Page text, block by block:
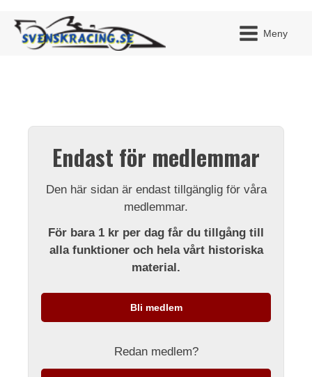
Meny
Endast för medlemmar
Den här sidan är endast tillgänglig för våra
medlemmar.
För bara 1 kr per dag får du tillgång till
alla funktioner och hela vårt historiska
material.
Bli medlem
Redan medlem?